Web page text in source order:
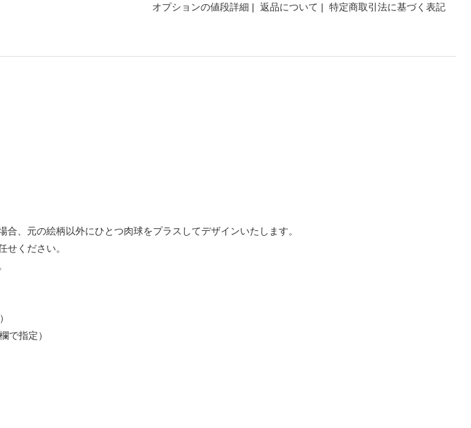
オプションの値段詳細 | 返品について | 特定商取引法に基づく表記
、元の絵柄以外にひとつ肉球をプラスしてデザインいたします。
せください。
で指定）